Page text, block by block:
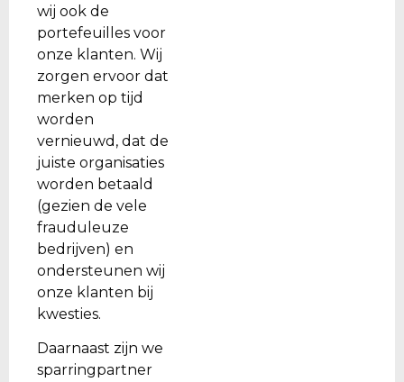
wij ook de
portefeuilles voor
onze klanten. Wij
zorgen ervoor dat
merken op tijd
worden
vernieuwd, dat de
juiste organisaties
worden betaald
(gezien de vele
frauduleuze
bedrijven) en
ondersteunen wij
onze klanten bij
kwesties.
Daarnaast zijn we
sparringpartner